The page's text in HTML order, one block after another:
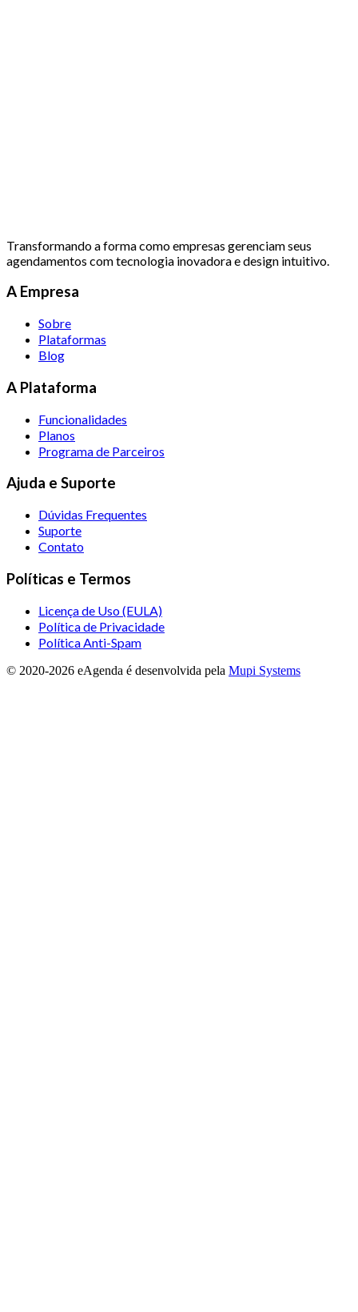
Transformando a forma como empresas gerenciam seus
agendamentos com tecnologia inovadora e design intuitivo.
A Empresa
Sobre
Plataformas
Blog
A Plataforma
Funcionalidades
Planos
Programa de Parceiros
Ajuda e Suporte
Dúvidas Frequentes
Suporte
Contato
Políticas e Termos
Licença de Uso (EULA)
Política de Privacidade
Política Anti-Spam
© 2020-2026 eAgenda é desenvolvida pela Mupi Systems